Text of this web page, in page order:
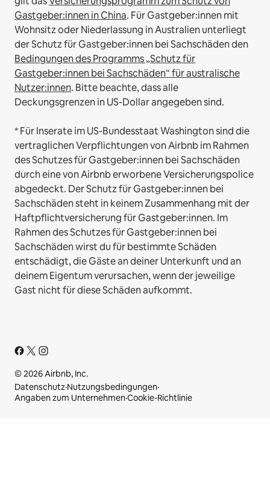
Gastgeber:innen in China. Für Gastgeber:innen mit
Wohnsitz oder Niederlassung in Australien unterliegt
der Schutz für Gastgeber:innen bei Sachschäden den
Bedingungen des Programms „Schutz für
Gastgeber:innen bei Sachschäden“ für australische
Nutzer:innen. Bitte beachte, dass alle
Deckungsgrenzen in US-Dollar angegeben sind.
* Für Inserate im US-Bundesstaat Washington sind die
vertraglichen Verpflichtungen von Airbnb im Rahmen
des Schutzes für Gastgeber:innen bei Sachschäden
durch eine von Airbnb erworbene Versicherungspolice
abgedeckt. Der Schutz für Gastgeber:innen bei
Sachschäden steht in keinem Zusammenhang mit der
Haftpflichtversicherung für Gastgeber:innen. Im
Rahmen des Schutzes für Gastgeber:innen bei
Sachschäden wirst du für bestimmte Schäden
entschädigt, die Gäste an deiner Unterkunft und an
deinem Eigentum verursachen, wenn der jeweilige
Gast nicht für diese Schäden aufkommt.
© 2026 Airbnb, Inc.
Datenschutz·Nutzungsbedingungen·
Angaben zum Unternehmen·Cookie-Richtlinie